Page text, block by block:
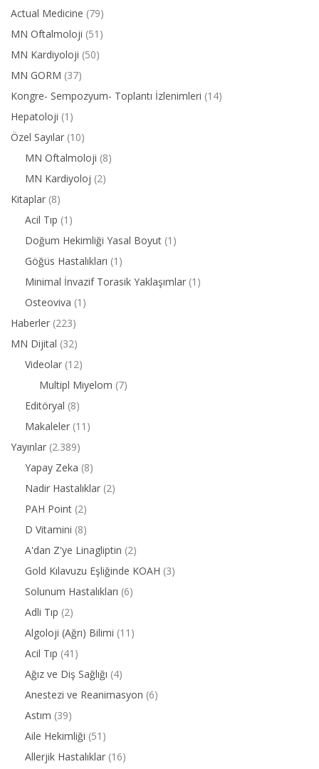
Actual Medicine (79)
MN Oftalmoloji (51)
MN Kardiyoloji (50)
MN GORM (37)
Kongre- Sempozyum- Toplantı İzlenimleri (14)
Hepatoloji (1)
Özel Sayılar (10)
MN Oftalmoloji (8)
MN Kardiyoloj (2)
Kitaplar (8)
Acil Tıp (1)
Doğum Hekimliği Yasal Boyut (1)
Göğüs Hastalıkları (1)
Minimal İnvazif Torasik Yaklaşımlar (1)
Osteoviva (1)
Haberler (223)
MN Dijital (32)
Videolar (12)
Multipl Miyelom (7)
Editöryal (8)
Makaleler (11)
Yayınlar (2.389)
Yapay Zeka (8)
Nadir Hastalıklar (2)
PAH Point (2)
D Vitamini (8)
A'dan Z'ye Linagliptin (2)
Gold Kılavuzu Eşliğinde KOAH (3)
Solunum Hastalıkları (6)
Adli Tıp (2)
Algoloji (Ağrı) Bilimi (11)
Acil Tıp (41)
Ağız ve Diş Sağlığı (4)
Anestezi ve Reanimasyon (6)
Astım (39)
Aile Hekimliği (51)
Allerjik Hastalıklar (16)